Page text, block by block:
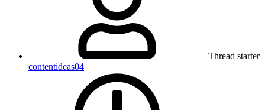
Thread starter
contentideas04